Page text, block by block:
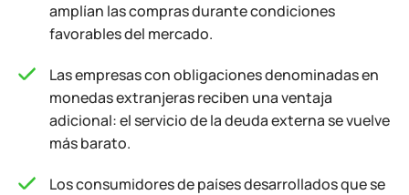
amplían las compras durante condiciones
favorables del mercado.
Las empresas con obligaciones denominadas en
monedas extranjeras reciben una ventaja
adicional: el servicio de la deuda externa se vuelve
más barato.
Los consumidores de países desarrollados que se